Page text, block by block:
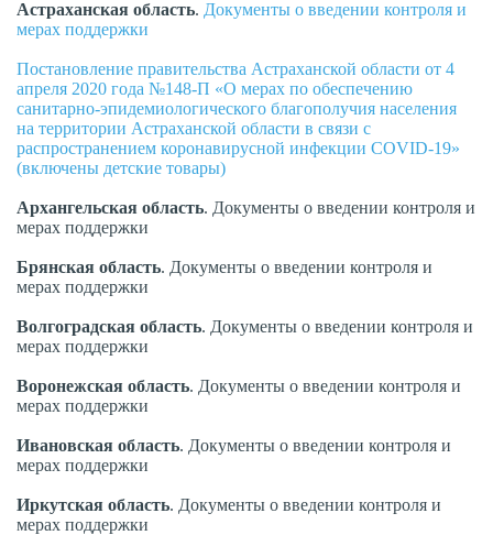
Астраханская область. Документы о введении контроля и
мерах поддержки
Постановление правительства Астраханской области от 4
апреля 2020 года №148-П «О мерах по обеспечению
санитарно-эпидемиологического благополучия населения
на территории Астраханской области в связи с
распространением коронавирусной инфекции COVID-19»
(включены детские товары)
Архангельская область. Документы о введении контроля и
мерах поддержки
Брянская область. Документы о введении контроля и
мерах поддержки
Волгоградская область. Документы о введении контроля и
мерах поддержки
Воронежская область. Документы о введении контроля и
мерах поддержки
Ивановская область. Документы о введении контроля и
мерах поддержки
Иркутская область. Документы о введении контроля и
мерах поддержки